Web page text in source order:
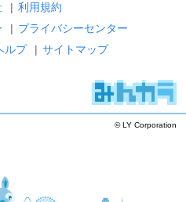
| 利用規約
| プライバシーセンター
ルプ | サイトマップ
© LY Corporation